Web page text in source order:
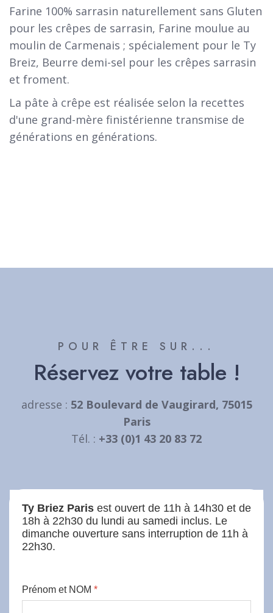
Farine 100% sarrasin naturellement sans Gluten
pour les crêpes de sarrasin, Farine moulue au
moulin de Carmenais ; spécialement pour le Ty
Breiz, Beurre demi-sel pour les crêpes sarrasin
et froment.
La pâte à crêpe est réalisée selon la recettes
d'une grand-mère finistérienne transmise de
générations en générations.
POUR ÊTRE SUR...
Réservez votre table !
adresse : 52 Boulevard de Vaugirard, 75015
Paris
Tél. : +33 (0)1 43 20 83 72
Ty Briez Paris est ouvert de 11h à 14h30 et de
18h à 22h30 du lundi au samedi inclus. Le
dimanche ouverture sans interruption de 11h à
22h30.
Prénom et NOM *